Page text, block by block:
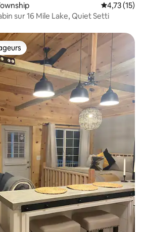
Évaluation
4,73 (15)
sur 16 Mile Lake, Quiet Setti